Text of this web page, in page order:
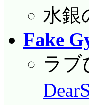
水銀
Fake
ラブ
DearS